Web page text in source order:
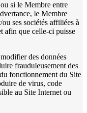
si le Membre entre
le Membre
ses sociétés affiliées à
afin que celle-ci puisse
des données
frauduleusement des
fonctionnement du Site
de virus, code
au Site Internet ou